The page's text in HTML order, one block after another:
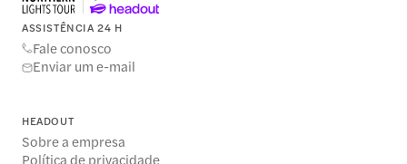
ASSISTÊNCIA 24 H
Fale conosco
Enviar um e-mail
HEADOUT
Sobre a empresa
Política de privacidade